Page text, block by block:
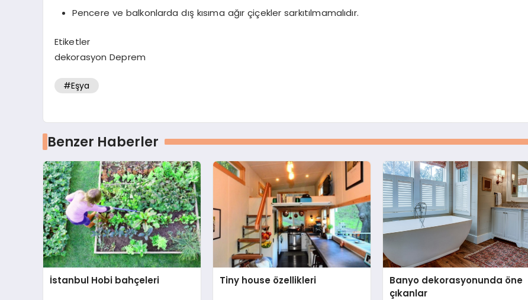
Pencere ve balkonlarda dış kısıma ağır çiçekler sarkıtılmamalıdır.
Etiketler
dekorasyon Deprem
#Eşya
Benzer Haberler
İstanbul Hobi bahçeleri Tiny house özellikleri
Banyo dekorasyonunda öne
çıkanlar